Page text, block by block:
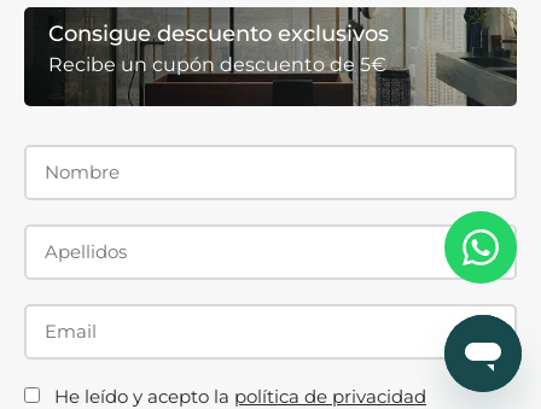
Consigue descuento exclusivos
Recibe un cupón descuento de 5€
He leído y acepto la política de privacidad